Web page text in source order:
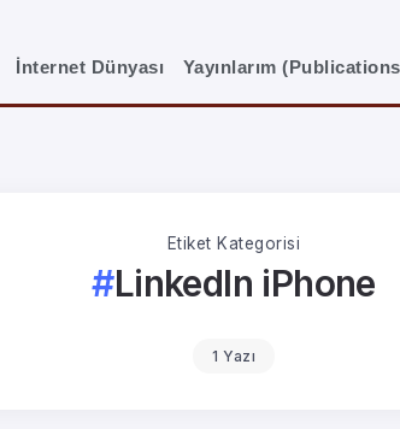
İnternet Dünyası Yayınlarım
Etiket Kategorisi
LinkedIn iPhone
1 Yazı